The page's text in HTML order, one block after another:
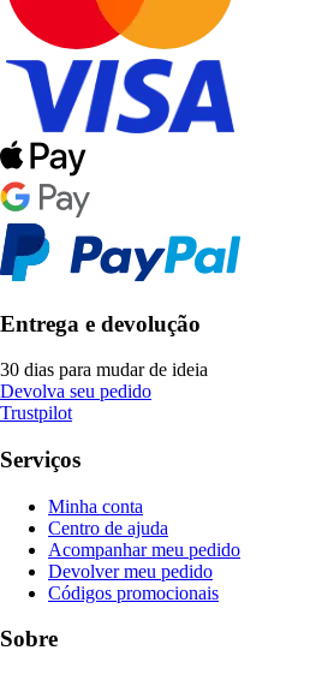
Entrega e devolução
30 dias para mudar de ideia
Devolva seu pedido
Trustpilot
Serviços
Minha conta
Centro de ajuda
Acompanhar meu pedido
Devolver meu pedido
Códigos promocionais
Sobre